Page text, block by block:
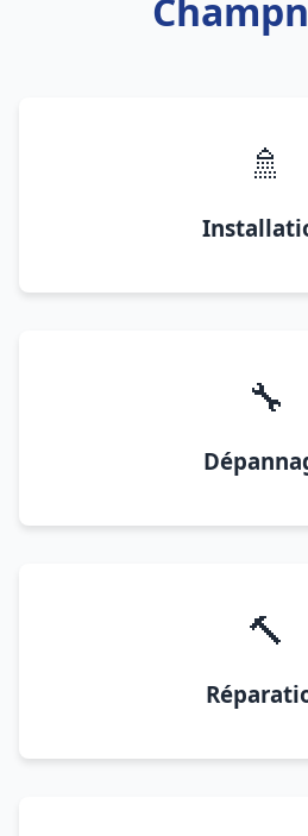
🚿
🔧
🔨